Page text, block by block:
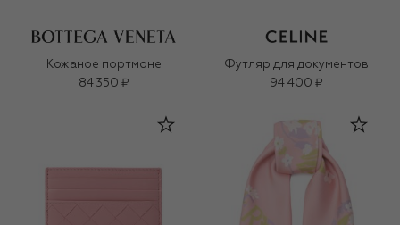
Кожаное портмоне
84 350 ₽
Футляр для документов
94 400 ₽